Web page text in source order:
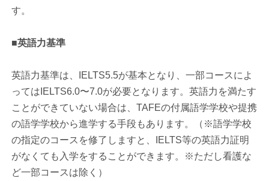
す。
■英語力基準
英語力基準は、IELTS5.5が基本となり、一部コースによ
ってはIELTS6.0〜7.0が必要となります。英語力を満たす
ことができていない場合は、TAFEの付属語学学校や提携
の語学学校から進学する手段もあります。（※語学学校
の指定のコースを修了しますと、IELTS等の英語力証明
がなくても入学をすることができます。※ただし看護な
ど一部コースは除く）